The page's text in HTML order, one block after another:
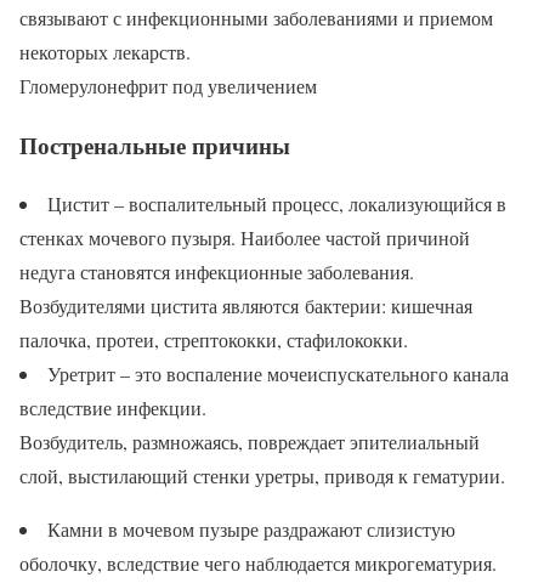
связывают с инфекционными заболеваниями и приемом
некоторых лекарств.
Гломерулонефрит под увеличением
Постренальные причины
Цистит – воспалительный процесс, локализующийся в
стенках мочевого пузыря. Наиболее частой причиной
недуга становятся инфекционные заболевания.
Возбудителями цистита являются бактерии: кишечная
палочка, протеи, стрептококки, стафилококки.
Уретрит – это воспаление мочеиспускательного канала
вследствие инфекции.
Возбудитель, размножаясь, повреждает эпителиальный
слой, выстилающий стенки уретры, приводя к гематурии.
Камни в мочевом пузыре раздражают слизистую
оболочку, вследствие чего наблюдается микрогематурия.